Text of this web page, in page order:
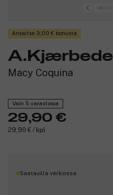
Ansaitse 3,00 € bonusta
A.Kjærbede
Macy Coquina
Vain 5 varastossa
29,90 €
29,90 € / kpl
Saatavilla verkossa